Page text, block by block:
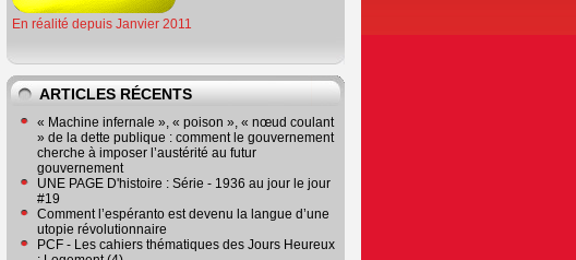
En réalité depuis Janvier 2011
ARTICLES RÉCENTS
« Machine infernale », « poison », « nœud coulant
» de la dette publique : comment le gouvernement
cherche à imposer l’austérité au futur
gouvernement
UNE PAGE D'histoire : Série - 1936 au jour le jour
#19
Comment l’espéranto est devenu la langue d’une
utopie révolutionnaire
PCF - Les cahiers thématiques des Jours Heureux